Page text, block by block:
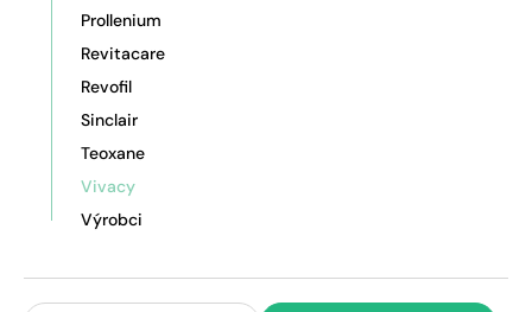
Prollenium
Revitacare
Revofil
Sinclair
Teoxane
Vivacy
Výrobci